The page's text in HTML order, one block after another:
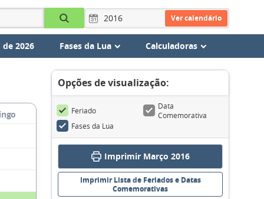
Ver calendário
2026 Fases da Lua Calculadoras
Opções de visualização:
Feriado
Data
Comemorativa
Fases da Lua
Imprimir Março 2016
Imprimir Lista de Feriados e Datas
Comemorativas